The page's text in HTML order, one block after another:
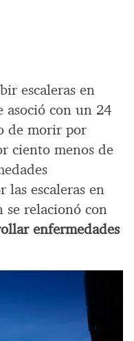
escaleras en
asoció con un 24
de morir por
ciento menos de
las escaleras en
se relacionó con
enfermedades